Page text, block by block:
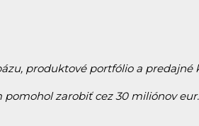
produktové portfólio a predajné
zarobiť cez 30 miliónov eur.